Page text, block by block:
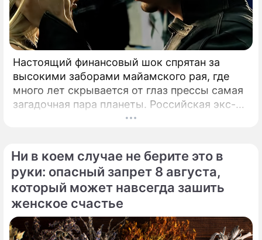
Настоящий финансовый шок спрятан за
высокими заборами майамского рая, где
много лет скрывается от глаз прессы самая
загадочная пара планеты. Российская экс-
теннисистка Анна Курникова и испанский
самых закрытых и непубличных пар
мирового шоу-бизнеса.
Ни в коем случае не берите это в
руки: опасный запрет 8 августа,
который может навсегда зашить
женское счастье